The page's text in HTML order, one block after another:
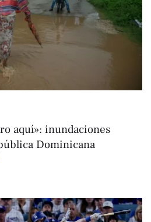
aquí»: inundaciones
Dominicana